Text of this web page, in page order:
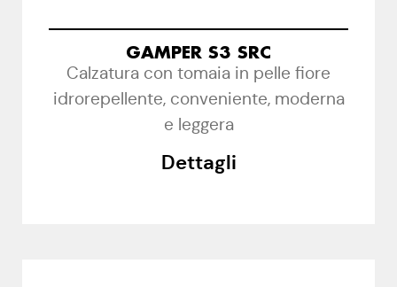
GAMPER S3 SRC
Calzatura con tomaia in pelle fiore
idrorepellente, conveniente, moderna
e leggera
Dettagli